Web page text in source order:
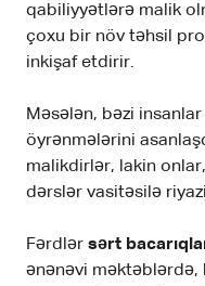
qabiliyyətlərə malik
çoxu bir növ təhsil
inkişaf etdirir.
Məsələn, bəzi
öyrənmələrini
malikdirlər, lakin
dərslər vasitəsilə
Fərdlər sərt
ənənəvi